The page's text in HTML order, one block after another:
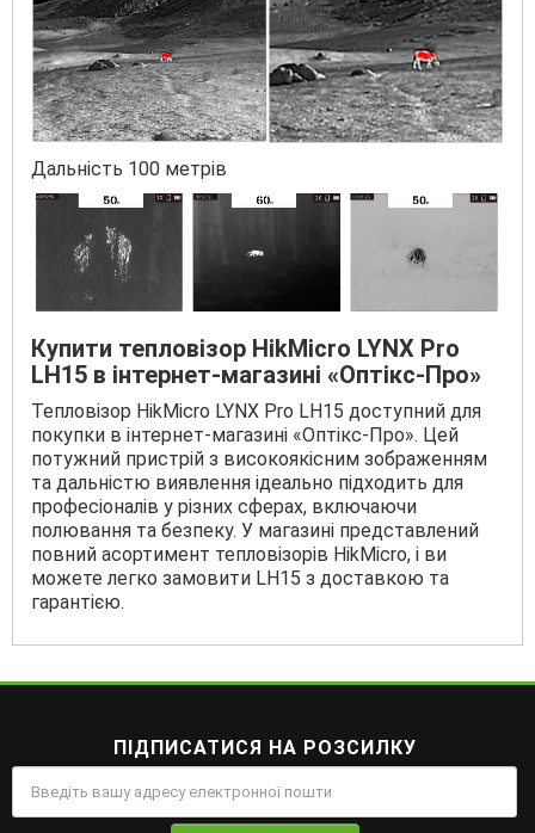
Дальність 100 метрів
Купити тепловізор HikMicro LYNX Pro
LH15 в інтернет-магазині «Оптікс-Про»
Тепловізор HikMicro LYNX Pro LH15 доступний для
покупки в інтернет-магазині «Оптікс-Про». Цей
потужний пристрій з високоякісним зображенням
та дальністю виявлення ідеально підходить для
професіоналів у різних сферах, включаючи
полювання та безпеку. У магазині представлений
повний асортимент тепловізорів HikMicro, і ви
можете легко замовити LH15 з доставкою та
гарантією.
ПІДПИСАТИСЯ НА РОЗСИЛКУ